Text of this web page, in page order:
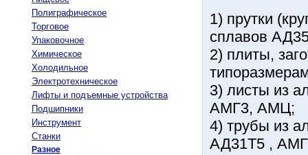
Полиграфическое
Торговое
Упаковочное
Химическое
Холодильное
Электротехническое
Лифты и подъемные устройства
Подшипники
Инструмент
Станки
Разное
1) прутки
сплавов
2) плиты,
3) листы из
АМГ3, АМЦ;
4) трубы из
АД31Т5 ,